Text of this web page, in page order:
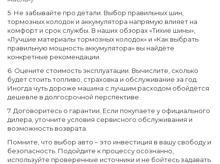
5. Не забывайте про детали. Выбор правильных шин,
тормозных колодок и аккумулятора напрямую влияет на
комфорт и срок службы. В наших обзорах «Тихие шины»,
«Лучшие материалы тормозных колодок» и «Как выбрать
правильную мощность аккумулятора» вы найдёте
конкретные рекомендации.
6. Оцените стоимость эксплуатации. Вычислите, сколько
будет стоить топливо, страховка и обслуживание за год.
Иногда чуть дороже машина с лучшим расходом обойдётся
дешевле в долгосрочной перспективе.
7. Договоритесь о гарантии. Если покупаете у официального
дилера, уточните условия сервисного обслуживания и
возможность возврата.
Помните, что выбор авто – это инвестиция в вашу свободу и
безопасность. Подойдите к процессу осознанно,
используйте проверенные источники и не бойтесь задавать